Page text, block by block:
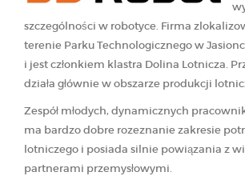
szczególności w robotyce. Firma
terenie Parku Technologicznego w
i jest członkiem klastra Dolina Lotnicza.
działa głównie w obszarze produkcji
Zespół młodych, dynamicznych
ma bardzo dobre rozeznanie zakresie
lotniczego i posiada silnie powiązania z
partnerami przemysłowymi.